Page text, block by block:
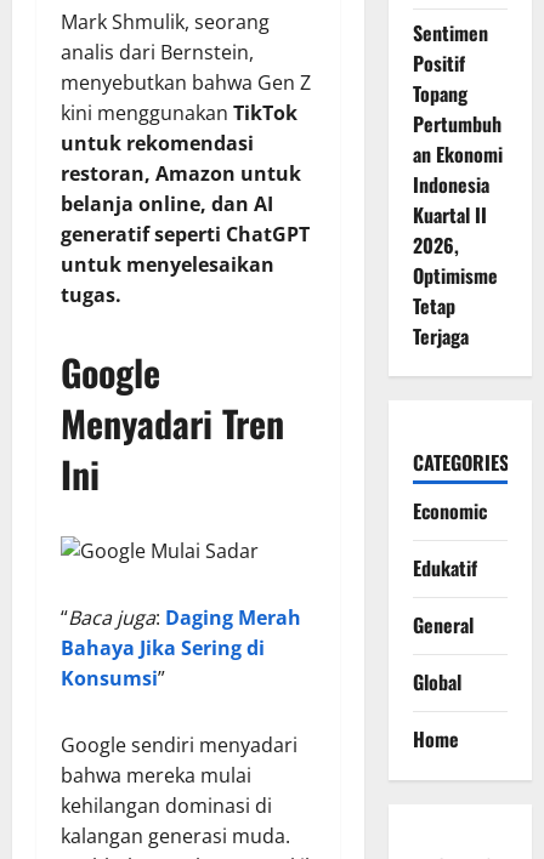
Mark Shmulik, seorang
analis dari Bernstein,
menyebutkan bahwa Gen Z
kini menggunakan TikTok
untuk rekomendasi
restoran, Amazon untuk
belanja online, dan AI
generatif seperti ChatGPT
untuk menyelesaikan
tugas.
Google
Menyadari Tren
Ini
“Baca juga: Daging Merah
Bahaya Jika Sering di
Konsumsi”
Google sendiri menyadari
bahwa mereka mulai
kehilangan dominasi di
kalangan generasi muda.
Sentimen
Positif
Topang
Pertumbuh
an Ekonomi
Indonesia
Kuartal II
2026,
Optimisme
Tetap
Terjaga
CATEGORIES
Economic
Edukatif
General
Global
Home